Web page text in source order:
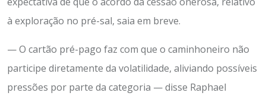
à exploração no pré-sal, saia em breve.
— O cartão pré-pago faz com que o caminhoneiro não
participe diretamente da volatilidade, aliviando possíveis
pressões por parte da categoria — disse Raphael